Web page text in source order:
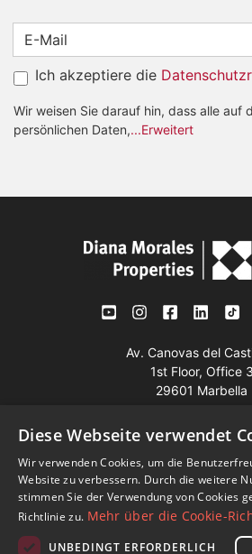
Ich akzeptiere die
Wir weisen Sie darauf hin, dass alle auf
persönlichen Daten,...Erweitert
Av. Canovas del
1st Floor, Office 3
29601 Marbella
Tel:+34 952 765
Mob:+34 601 636
Whatsapp:+34 952
Diese Webseite verwendet
Wir verwenden Cookies, um die
Website zu verbessern. Durch die weitere
stimmen Sie der Verwendung von Cookies
Richtlinie zu. Mehr über die Cookie-
UNBEDINGT ERFORDERLICH